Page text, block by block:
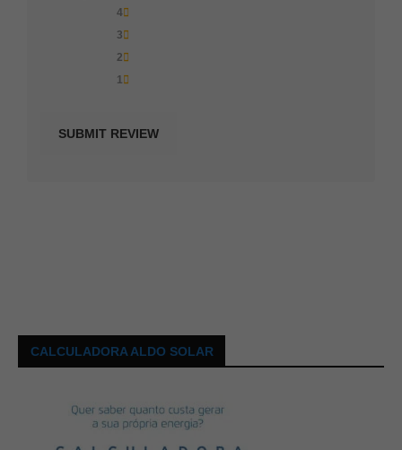
4
3
2
1
CALCULADORA ALDO SOLAR